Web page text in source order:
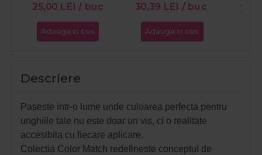
25,00 LEI / buc
Adauga in cos
30,39 LEI / buc
Adauga in cos
Descriere
Paseste intr-o lume unde culoarea perfecta pentru
unghiile tale nu este doar un vis, ci o realitate
accesibila cu fiecare aplicare.
Colectia Color Match redefineste conceptul de